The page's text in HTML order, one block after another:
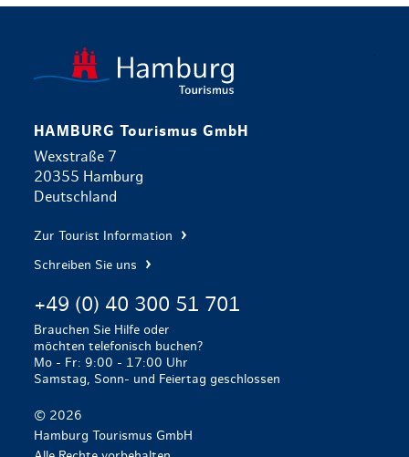
HAMBURG Tourismus GmbH
Wexstraße 7
20355 Hamburg
Deutschland
Zur Tourist Information
Schreiben Sie uns
+49 (0) 40 300 51 701
Brauchen Sie Hilfe oder
möchten telefonisch buchen?
Mo - Fr: 9:00 - 17:00 Uhr
Samstag, Sonn- und Feiertag geschlossen
© 2026
Hamburg Tourismus GmbH